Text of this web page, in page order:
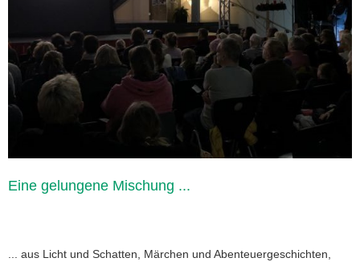
Eine gelungene Mischung ...
... aus Licht und Schatten, Märchen und Abenteuergeschichten,